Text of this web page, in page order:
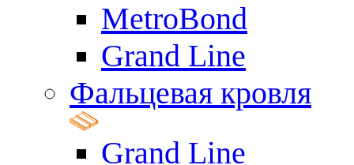
MetroBond
Grand Line
Фальцевая кровля
Grand Line